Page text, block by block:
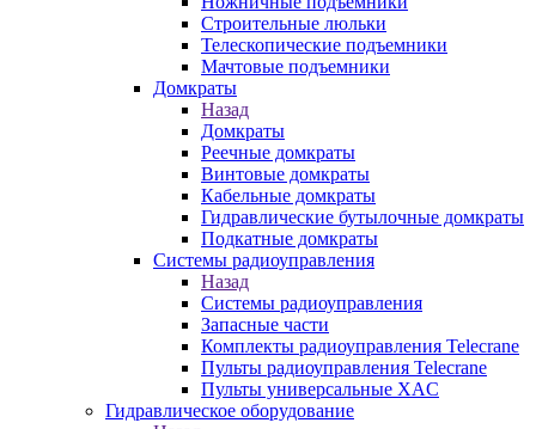
Строительные люльки
Телескопические подъемники
Мачтовые подъемники
Домкраты
Назад
Домкраты
Реечные домкраты
Винтовые домкраты
Кабельные домкраты
Гидравлические бутылочные домкраты
Подкатные домкраты
Системы радиоуправления
Назад
Системы радиоуправления
Запасные части
Комплекты радиоуправления Telecrane
Пульты радиоуправления Telecrane
Пульты универсальные XAC
Гидравлическое оборудование